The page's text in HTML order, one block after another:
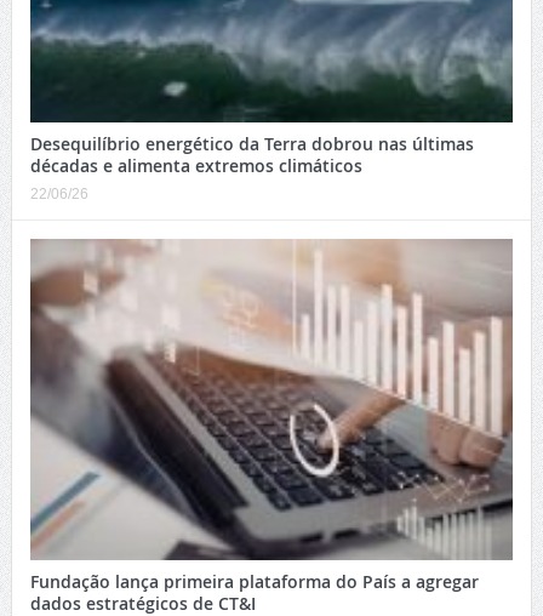
Desequilíbrio energético da Terra dobrou nas últimas
décadas e alimenta extremos climáticos
22/06/26
Fundação lança primeira plataforma do País a agregar
dados estratégicos de CT&I